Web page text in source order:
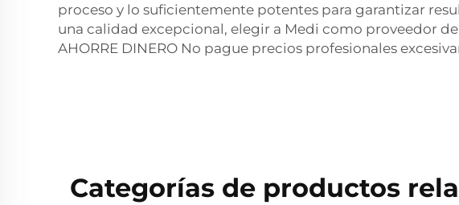
proceso y lo suficientemente potentes para garantizar
una calidad excepcional, elegir a Medi como proveedor
AHORRE DINERO No pague precios profesionales
Categorías de productos